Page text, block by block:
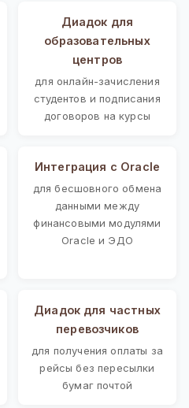
Диадок для
образовательных
центров
для онлайн-зачисления
студентов и подписания
договоров на курсы
Интеграция с Oracle
для бесшовного обмена
данными между
финансовыми модулями
Oracle и ЭДО
Диадок для частных
перевозчиков
для получения оплаты за
рейсы без пересылки
бумаг почтой